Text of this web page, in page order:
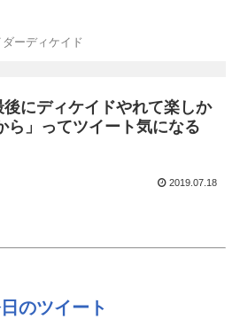
ーディケイド
にディケイドやれて楽しか
ら」ってツイート気になる
2019.07.18
のツイート